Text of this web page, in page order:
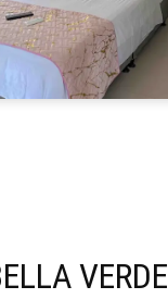
VERDE